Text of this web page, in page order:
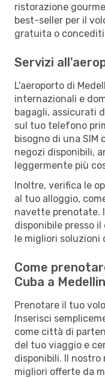
ristorazione
best-seller per il
gratuita o
Servizi
L'aeroporto di
internazionali e
bagagli, assicurati
sul tuo telefono
bisogno di una SIM
negozi disponibili,
leggermente più
Inoltre, verifica le
al tuo alloggio,
navette prenotate.
disponibile presso
le migliori soluzioni
Come
Cuba a Medellin
Prenotare il tuo
Inserisci
come città di
del tuo viaggio e
disponibili. Il
migliori offerte da